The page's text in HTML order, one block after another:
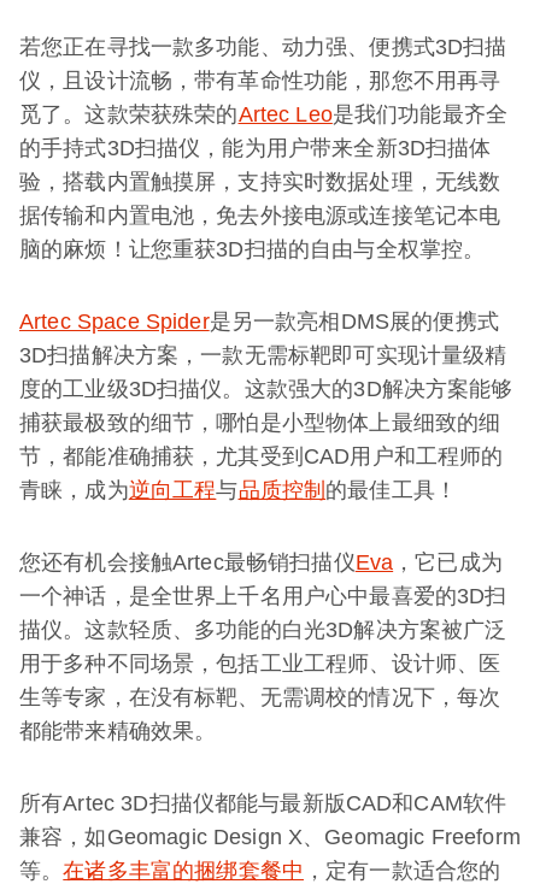
若您正在寻找一款多功能、动力强、便携式3D扫描
仪，且设计流畅，带有革命性功能，那您不用再寻
觅了。这款荣获殊荣的Artec Leo是我们功能最齐全
的手持式3D扫描仪，能为用户带来全新3D扫描体
验，搭载内置触摸屏，支持实时数据处理，无线数
据传输和内置电池，免去外接电源或连接笔记本电
脑的麻烦！让您重获3D扫描的自由与全权掌控。
Artec Space Spider是另一款亮相DMS展的便携式
3D扫描解决方案，一款无需标靶即可实现计量级精
度的工业级3D扫描仪。这款强大的3D解决方案能够
捕获最极致的细节，哪怕是小型物体上最细致的细
节，都能准确捕获，尤其受到CAD用户和工程师的
青睐，成为逆向工程与品质控制 的最佳工具！
您还有机会接触Artec最畅销扫描仪Eva ，它已成为
一个神话，是全世界上千名用户心中最喜爱的3D扫
描仪。这款轻质、多功能的白光3D解决方案被广泛
用于多种不同场景，包括工业工程师、设计师、医
生等专家，在没有标靶、无需调校的情况下，每次
都能带来精确效果。
所有Artec 3D扫描仪都能与最新版CAD和CAM软件
兼容，如Geomagic Design X、Geomagic Freeform
等。在诸多丰富的捆绑套餐中 ，定有一款适合您的